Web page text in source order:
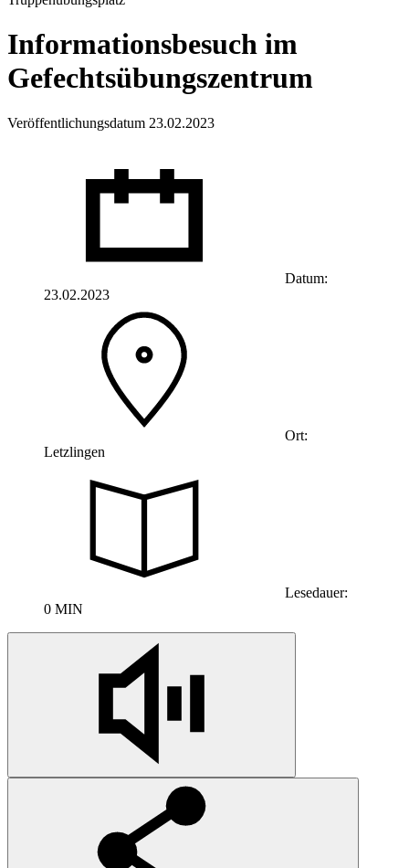
Informationsbesuch im
Gefechtsübungszentrum
Veröffentlichungsdatum 23.02.2023
Datum:
23.02.2023
Ort:
Letzlingen
Lesedauer:
0 MIN